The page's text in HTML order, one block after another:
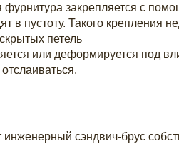
фурнитура закрепляется с
в пустоту. Такого крепления
петель
или деформируется под
cэндвич-брус